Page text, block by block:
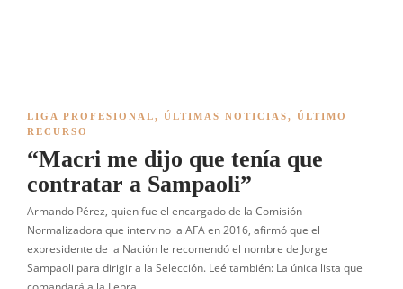
LIGA PROFESIONAL, ÚLTIMAS NOTICIAS, ÚLTIMO
RECURSO
“Macri me dijo que tenía que
contratar a Sampaoli”
Armando Pérez, quien fue el encargado de la Comisión
Normalizadora que intervino la AFA en 2016, afirmó que el
expresidente de la Nación le recomendó el nombre de Jorge
Sampaoli para dirigir a la Selección. Leé también: La única lista que